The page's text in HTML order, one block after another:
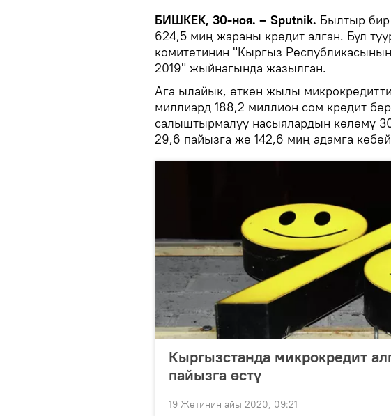
БИШКЕК, 30-ноя. – Sputnik. Былтыр
624,5 миң жараны кредит алган. Бул
комитетинин "Кыргыз
2019" жыйнагында жазылган.
Ага ылайык, өткөн жылы
миллиард 188,2 миллион сом кредит
салыштырмалуу насыялардын көлөмү
29,6 пайызга же 142,6 миң адамга
Кыргызстанда микрокредит
пайызга өстү
19 Жетинин айы 2020, 09:21